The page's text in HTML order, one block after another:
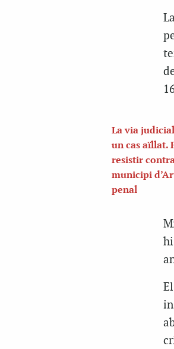
La via
un cas aïllat.
resistir
municipi
penal